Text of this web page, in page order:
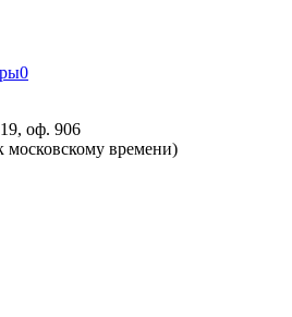
0
оф. 906
времени)